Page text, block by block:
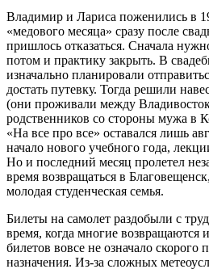
Владимир и Лариса поженились в
«медового месяца» сразу после
пришлось отказаться. Сначала
потом и практику закрыть. В
изначально планировали
достать путевку. Тогда решили
(они проживали между
родственников со стороны мужа в
«На все про все» оставался лишь
начало нового учебного года,
Но и последний месяц пролетел
время возвращаться в
молодая студенческая семья.
Билеты на самолет раздобыли с
время, когда многие возвращаются
билетов вовсе не означало скорого
назначения. Из-за сложных